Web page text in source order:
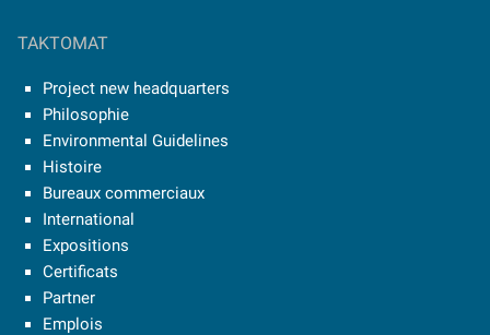
TAKTOMAT
Project new headquarters
Philosophie
Environmental Guidelines
Histoire
Bureaux commerciaux
International
Expositions
Certificats
Partner
Emplois